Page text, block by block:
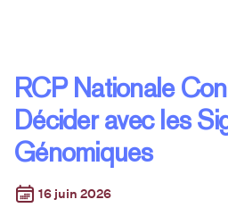
RCP Nationale
Décider avec les
Génomiques
16 juin 2026